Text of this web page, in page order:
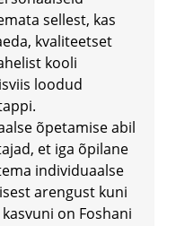
sellest, kas
kvaliteetset
kooli
loodud
õpetamise abil
et iga õpilane
individuaalse
arengust kuni
on Foshani